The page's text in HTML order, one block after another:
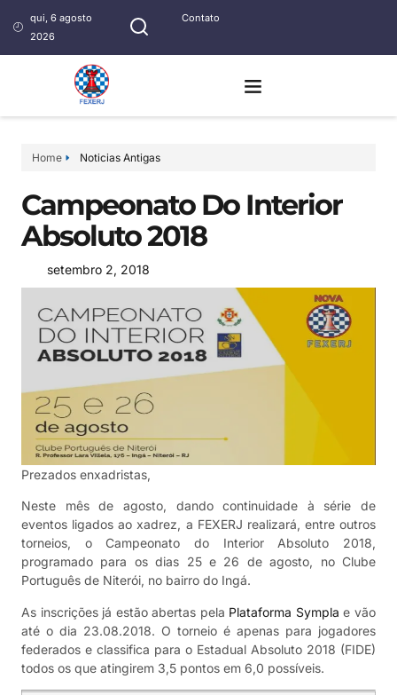
qui, 6 agosto
2026
Contato
Home Noticias Antigas
Campeonato Do Interior
Absoluto 2018
setembro 2, 2018
Prezados enxadristas,
Neste mês de agosto, dando continuidade à série de
eventos ligados ao xadrez, a FEXERJ realizará, entre outros
torneios, o Campeonato do Interior Absoluto 2018,
programado para os dias 25 e 26 de agosto, no Clube
Português de Niterói, no bairro do Ingá.
As inscrições já estão abertas pela Plataforma Sympla e vão
até o dia 23.08.2018. O torneio é apenas para jogadores
federados e classifica para o Estadual Absoluto 2018 (FIDE)
todos os que atingirem 3,5 pontos em 6,0 possíveis.